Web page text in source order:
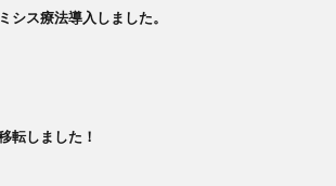
シス療法導入しました。
転しました！